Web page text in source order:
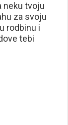
neku tvoju
za svoju
rodbinu i
tebi